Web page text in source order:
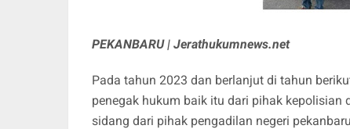
PEKANBARU | Jerathukumnews.net
Pada tahun 2023 dan berlanjut di tahun
penegak hukum baik itu dari pihak kepolisian
sidang dari pihak pengadilan negeri